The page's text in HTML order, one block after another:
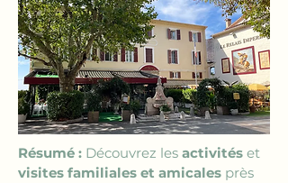
Résumé : Découvrez les activités et
visites familiales et amicales près